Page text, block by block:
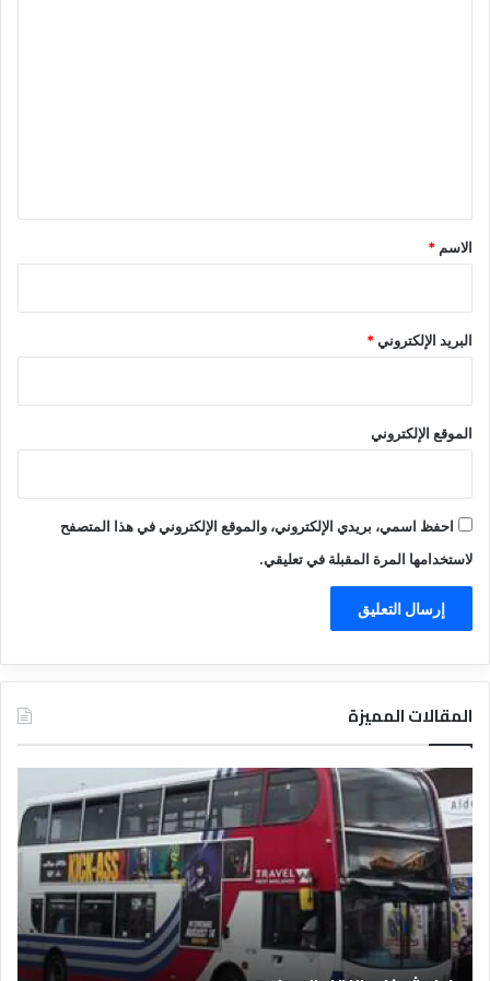
*
الاسم *
البريد الإلكتروني*
الموقع الإلكتروني
احفظ اسمي، بريدي الإلكتروني، والموقع الإلكتروني في هذا المتصفح
لاستخدامها المرة المقبلة في تعليقي.
المقالات المميزة
د
ي
ل
ا
ل
ف
ن
ا